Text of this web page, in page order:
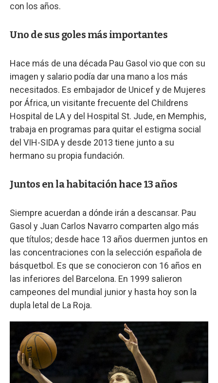
con los años.
Uno de sus goles más importantes
Hace más de una década Pau Gasol vio que con su
imagen y salario podía dar una mano a los más
necesitados. Es embajador de Unicef y de Mujeres
por África, un visitante frecuente del Childrens
Hospital de LA y del Hospital St. Jude, en Memphis,
trabaja en programas para quitar el estigma social
del VIH-SIDA y desde 2013 tiene junto a su
hermano su propia fundación.
Juntos en la habitación hace 13 años
Siempre acuerdan a dónde irán a descansar. Pau
Gasol y Juan Carlos Navarro comparten algo más
que títulos; desde hace 13 años duermen juntos en
las concentraciones con la selección española de
básquetbol. Es que se conocieron con 16 años en
las inferiores del Barcelona. En 1999 salieron
campeones del mundial junior y hasta hoy son la
dupla letal de La Roja.